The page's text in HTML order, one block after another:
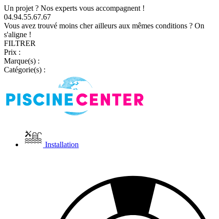
Un projet ? Nos experts vous accompagnent !
04.94.55.67.67
Vous avez trouvé moins cher ailleurs aux mêmes conditions ? On
s'aligne !
FILTRER
Prix :
Marque(s) :
Catégorie(s) :
Installation